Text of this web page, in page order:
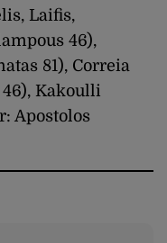
Laifis,
46),
81), Correia
Kakoulli
Apostolos